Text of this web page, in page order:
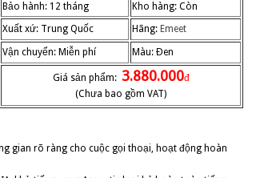
Bảo hành: 12 tháng
Kho hàng: Còn
Xuất xứ: Trung Quốc
Hãng: Emeet
Vận chuyển: Miễn phí Màu: Đen
Giá sản phẩm: 3.880.000đ
(Chưa bao gồm VAT)
gian rõ ràng cho cuộc gọi thoại, hoạt động hoàn